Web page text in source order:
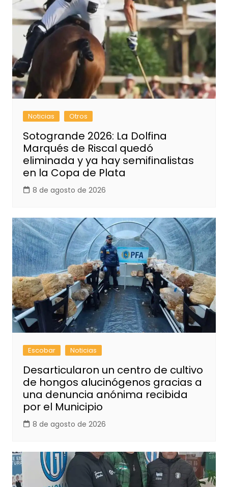
Noticias Otros
Sotogrande 2026: La Dolfina
Marqués de Riscal quedó
eliminada y ya hay semifinalistas
en la Copa de Plata
8 de agosto de 2026
Escobar Noticias
Desarticularon un centro de cultivo
de hongos alucinógenos gracias a
una denuncia anónima recibida
por el Municipio
8 de agosto de 2026